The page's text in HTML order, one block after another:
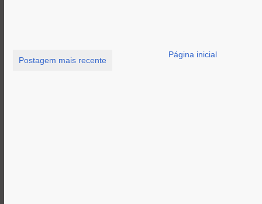
Postagem mais recente
Página inicial